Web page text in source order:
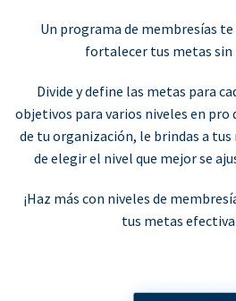
Un programa de membresías
fortalecer tus metas sin
Divide y define las metas para
objetivos para varios niveles en pro
de tu organización, le brindas a
de elegir el nivel que mejor se
¡Haz más con niveles de
tus metas